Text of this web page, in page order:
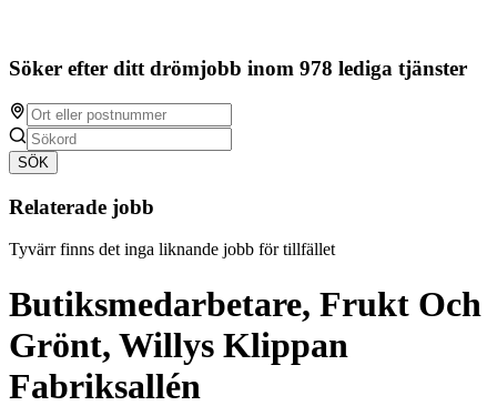
Söker efter ditt drömjobb inom 978 lediga tjänster
SÖK
Relaterade jobb
Tyvärr finns det inga liknande jobb för tillfället
Butiksmedarbetare, Frukt Och
Grönt, Willys Klippan
Fabriksallén